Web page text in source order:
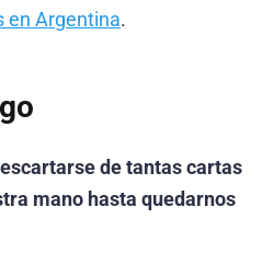
en Argentina.
de tantas cartas
mano hasta quedarnos